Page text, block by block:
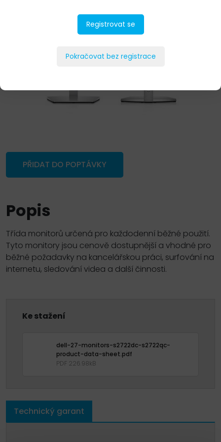
PŘIDAT DO POPTÁVKY
Popis
Třída monitorů určená pro každodenní běžné použití.
Tyto monitory jsou cenově dostupnější a vhodné pro
běžné požadavky na kancelářskou práci, surfování na
internetu, sledování videa a další činnosti.
Ke stažení
dell-27-monitors-s2722dc-s2722qc-
product-data-sheet.pdf
PDF 226.98kB
Technický garant
Registrovat se
Pokračovat bez registrace